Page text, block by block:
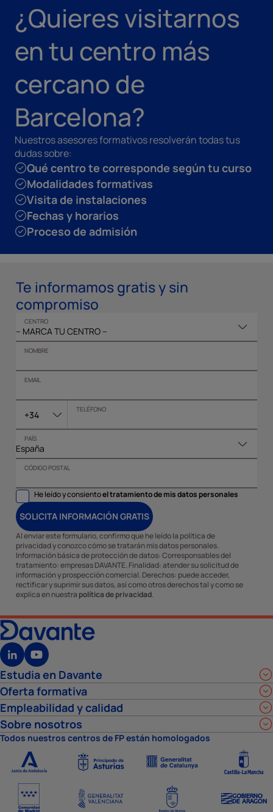
¿Quieres visitarnos
en tu centro más
cercano de
Barcelona?
Nuestros asesores formativos resolverán todas tus
dudas sobre:
Qué centro te corresponde según tu curso
Modalidades formativas
Visita de instalaciones
Fechas y horarios
Proceso de admisión
Te informamos gratis y sin
compromiso
CENTRO
NOMBRE
EMAIL
+34 TELÉFONO
PAÍS
CÓDIGO POSTAL
He leído y consientoel tratamiento de mis datos personales
SOLICITA INFORMACIÓN GRATIS
Al enviar este formulario, confirmo que he leído la política de
privacidad y conozco cómo se tratarán mis datos personales.
Información básica de protección de datos: Corresponsables del
tratamiento: empresas DAVANTE. Finalidad: atender su solicitud de
información y prospección comercial. Derechos: puede acceder,
rectificar y suprimir sus datos, así como otros derechos tal y como se
explica en nuestra política de privacidad.
Estudia en Davante
Oferta formativa
Empleabilidad y calidad
Sobre nosotros
Todos nuestros centros de FP están homologados